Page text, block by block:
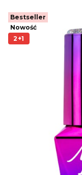
Bestseller
Nowość
2+1